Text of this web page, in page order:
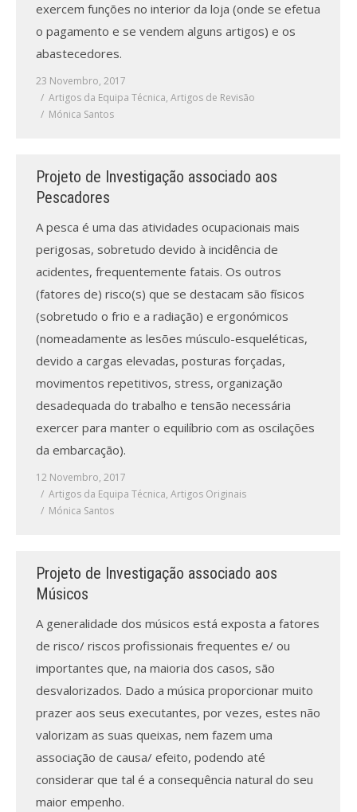
exercem funções no interior da loja (onde se efetua
o pagamento e se vendem alguns artigos) e os
abastecedores.
23 Novembro, 2017
Artigos da Equipa Técnica, Artigos de Revisão
Mónica Santos
Projeto de Investigação associado aos
Pescadores
A pesca é uma das atividades ocupacionais mais
perigosas, sobretudo devido à incidência de
acidentes, frequentemente fatais. Os outros
(fatores de) risco(s) que se destacam são físicos
(sobretudo o frio e a radiação) e ergonómicos
(nomeadamente as lesões músculo-esqueléticas,
devido a cargas elevadas, posturas forçadas,
movimentos repetitivos, stress, organização
desadequada do trabalho e tensão necessária
exercer para manter o equilíbrio com as oscilações
da embarcação).
12 Novembro, 2017
Artigos da Equipa Técnica, Artigos Originais
Mónica Santos
Projeto de Investigação associado aos
Músicos
A generalidade dos músicos está exposta a fatores
de risco/ riscos profissionais frequentes e/ ou
importantes que, na maioria dos casos, são
desvalorizados. Dado a música proporcionar muito
prazer aos seus executantes, por vezes, estes não
valorizam as suas queixas, nem fazem uma
associação de causa/ efeito, podendo até
considerar que tal é a consequência natural do seu
maior empenho.